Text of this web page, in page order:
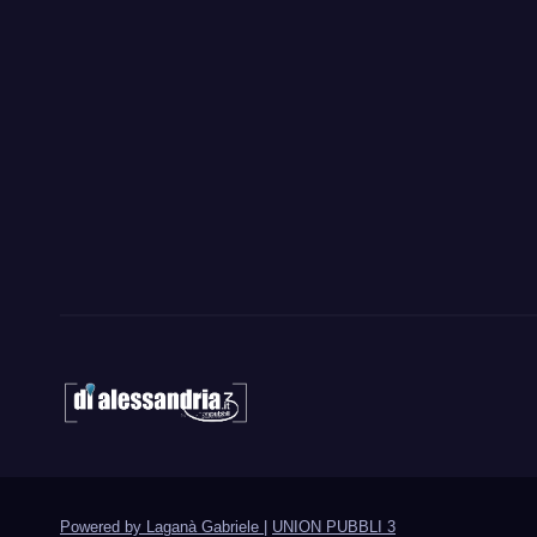
Powered by Laganà Gabriele UNION PUBBLI 3